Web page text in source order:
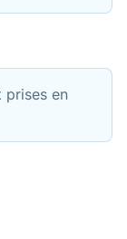
prises en